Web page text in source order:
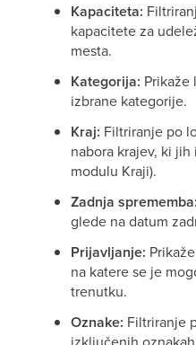
Kapaciteta:
kapacitete za
mesta.
Kategorija: Prikaže
izbrane kategorije.
Kraj: Filtriranje po
nabora krajev, ki
modulu Kraji).
Zadnja sprememba:
glede na datum
Prijavljanje:
na katere se je
trenutku.
Oznake: Filtriranje